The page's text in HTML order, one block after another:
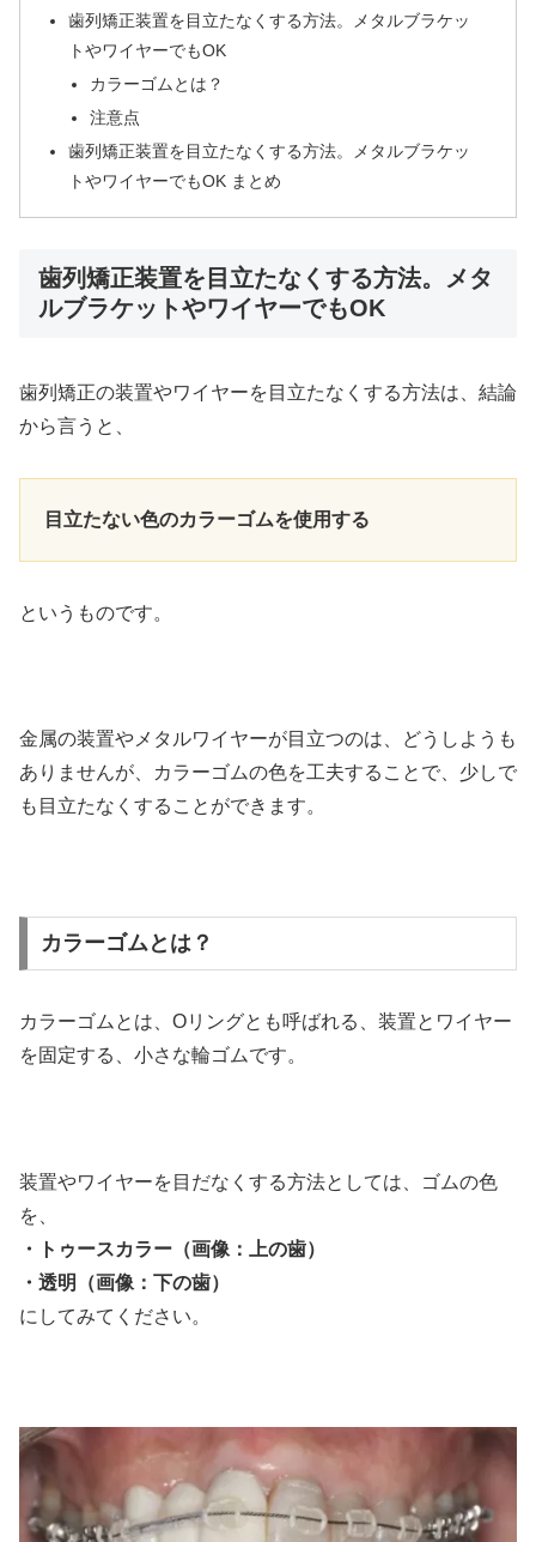
歯列矯正装置を目立たなくする方法。メタルブラケッ
トやワイヤーでもOK
カラーゴムとは？
注意点
歯列矯正装置を目立たなくする方法。メタルブラケッ
トやワイヤーでもOK まとめ
歯列矯正装置を目立たなくする方法。メタ
ルブラケットやワイヤーでもOK
歯列矯正の装置やワイヤーを目立たなくする方法は、結論
から言うと、
目立たない色のカラーゴムを使用する
というものです。
金属の装置やメタルワイヤーが目立つのは、どうしようも
ありませんが、カラーゴムの色を工夫することで、少しで
も目立たなくすることができます。
カラーゴムとは？
カラーゴムとは、Oリングとも呼ばれる、装置とワイヤー
を固定する、小さな輪ゴムです。
装置やワイヤーを目だなくする方法としては、ゴムの色
を、
・トゥースカラー（画像：上の歯）
・透明（画像：下の歯）
にしてみてください。